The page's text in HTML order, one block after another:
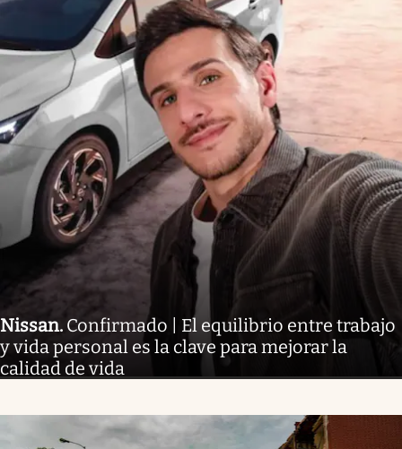
Nissan. Confirmado | El equilibrio entre trabajo
y vida personal es la clave para mejorar la
calidad de vida